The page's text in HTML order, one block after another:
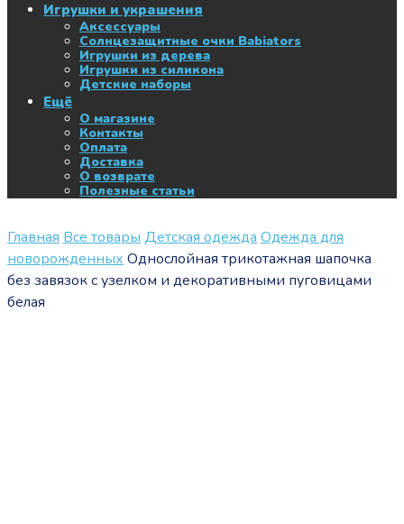
Игрушки и украшения
Аксессуары
Солнцезащитные очки Babiators
Игрушки из дерева
Игрушки из силикона
Детские наборы
Ещё
О магазине
Контакты
Оплата
Доставка
О возврате
Полезные статьи
Главная Все товары Детская одежда Одежда для
новорожденных Однослойная трикотажная шапочка
без завязок с узелком и декоративными пуговицами
белая